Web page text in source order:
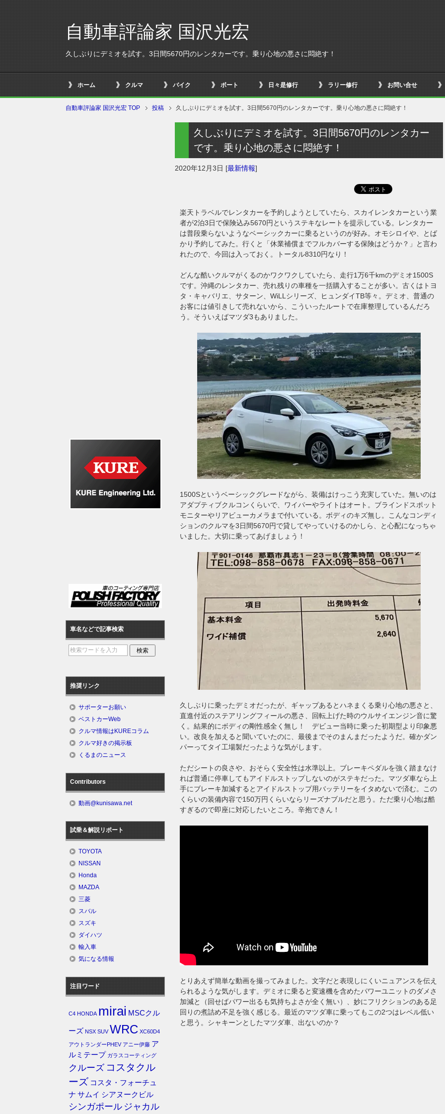
自動車評論家 国沢光宏
久しぶりにデミオを試す。3日間5670円のレンタカーです。乗り心地の悪さに悶絶す！
ホーム クルマ バイク ボート 日々是修行 ラリー修行 お問い合せ
自動車評論家 国沢光宏 TOP 投稿 久しぶりにデミオを試す。3日間5670円のレンタカーです。乗り心地の悪さに悶絶す！
久しぶりにデミオを試す。3日間5670円のレンタカー
です。乗り心地の悪さに悶絶す！
2020年12月3日 [最新情報]
楽天トラベルでレンタカーを予約しようとしていたら、スカイレンタカーという業
者が2泊3日で保険込み5670円というステキなレートを提示している。レンタカー
は普段乗らないようなベーシックカーに乗るというのが好み。オモシロイや、とば
かり予約してみた。行くと「休業補償までフルカバーする保険はどうか？」と言わ
れたので、今回は入っておく。トータル8310円なり！
どんな酷いクルマがくるのかワクワクしていたら、走行1万6千kmのデミオ1500S
です。沖縄のレンタカー、売れ残りの車種を一括購入することが多い。古くはトヨ
タ・キャバリエ、サターン、WiLLシリーズ、ヒュンダイTB等々。デミオ、普通の
お客には値引きして売れないから、こういったルートで在庫整理しているんだろ
う。そういえばマツダ3もありました。
1500Sというベーシックグレードながら、装備はけっこう充実していた。無いのは
アダプティブクルコンくらいで、ワイパーやライトはオート。ブラインドスポット
モニターやリアビューカメラまで付いている。ボディのキズ無し。こんなコンディ
ションのクルマを3日間5670円で貸してやっていけるのかしら、と心配になっちゃ
いました。大切に乗ってあげましょう！
久しぶりに乗ったデミオだったが、ギャップあるとハネまくる乗り心地の悪さと、
直進付近のステアリングフィールの悪さ、回転上げた時のウルサイエンジン音に驚
く。結果的にボディの剛性感全く無し！ デビュー当時に乗った初期型より印象悪
い。改良を加えると聞いていたのに、最後までそのまんまだったようだ。確かダン
パーってタイ工場製だったような気がします。
ただシートの良さや、おそらく安全性は水準以上。ブレーキペダルを強く踏まなけ
れば普通に停車してもアイドルストップしないのがステキだった。マツダ車なら上
手にブレーキ加減するとアイドルストップ用バッテリーをイタめないで済む。この
くらいの装備内容で150万円くらいならリーズナブルだと思う。ただ乗り心地は酷
すぎるので即座に対応したいところ。辛抱できん！
とりあえず簡単な動画を撮ってみました。文字だと表現しにくいニュアンスを伝え
られるような気がします。デミオに乗ると変速機を含めたパワーユニットのダメさ
加減と（回せばパワー出るも気持ちよさが全く無い）、妙にフリクションのある足
回りの煮詰め不足を強く感じる。最近のマツダ車に乗ってもこの2つはレベル低い
と思う。シャキーンとしたマツダ車、出ないのか？
車名などで記事検索
推奨リンク
サポーターお願い
ベストカーWeb
クルマ情報はKUREコラム
クルマ好きの掲示板
くるまのニュース
Contributors
動画@kunisawa.net
試乗＆解説リポート
TOYOTA
NISSAN
Honda
MAZDA
三菱
スバル
スズキ
ダイハツ
輸入車
気になる情報
注目ワード
C4 HONDA mirai MSCクル
ーズ NSX SUV WRC XC60D4
アウトランダーPHEV アニー伊藤 ア
ルミテープ ガラスコーティング
クルーズ コスタクル
ーズ コスタ・フォーチュ
ナ サムイ シアヌークビル
シンガポール ジャカル